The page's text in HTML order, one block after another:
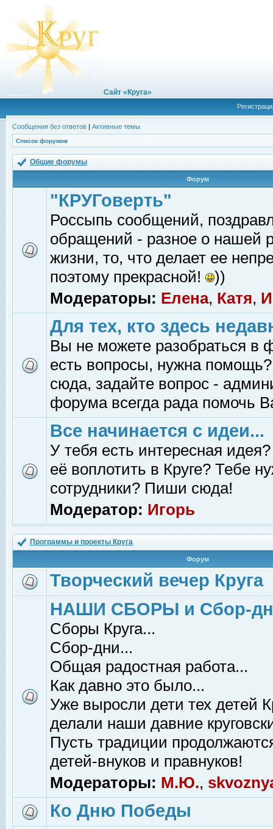
Сайт «Круга»
Сообщения без ответов | Активные темы
Список форумов
Общие форумы
Форум
"КРУГоверть"
Россыпь сообщений,
обращений - разное о нашей
жизни, то, что делает ее
поэтому прекрасной!
))
Модераторы: Елена, Катя,
Для тех, кто здесь
Вы не можете разобраться в
есть вопросы, нужна помощь?
сюда, задайте вопрос -
форума всегда рада помочь
Все начинается с идеи...
У тебя есть интересная
её воплотить в Круге? Тебе
сотрудники? Пиши сюда!
Модератор: Игорь
Программы и проекты Круга
Форум
Творческий вечер Круга
НАШИ СБОРЫ и Сбор-
Сборы Круга...
Сбор-дни...
Общая радостная работа...
Как давно это было...
Уже выросли дети тех детей
делали наши давние
Пусть традиции
детей-внуков и правнуков!
Модераторы: М.Ю.,
Ко Дню Победы